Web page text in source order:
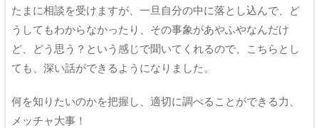
たまに相談を受けますが、一旦自分の中に落とし込んで、ど
うしてもわからなかったり、その事象があやふやなんだけ
ど、どう思う？という感じで聞いてくれるので、こちらとし
ても、深い話ができるようになりました。
何を知りたいのかを把握し、適切に調べることができる力、
メッチャ大事！